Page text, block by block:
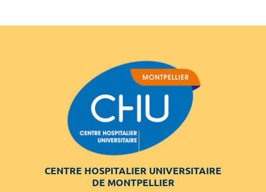
CENTRE HOSPITALIER UNIVERSITAIRE
DE MONTPELLIER